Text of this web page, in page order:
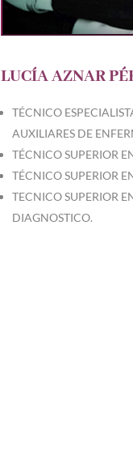
LUCÍA AZNAR
TÉCNICO
AUXILIARES DE
TÉCNICO SUPERIOR
TÉCNICO SUPERIOR
TECNICO SUPERIOR
DIAGNOSTICO.